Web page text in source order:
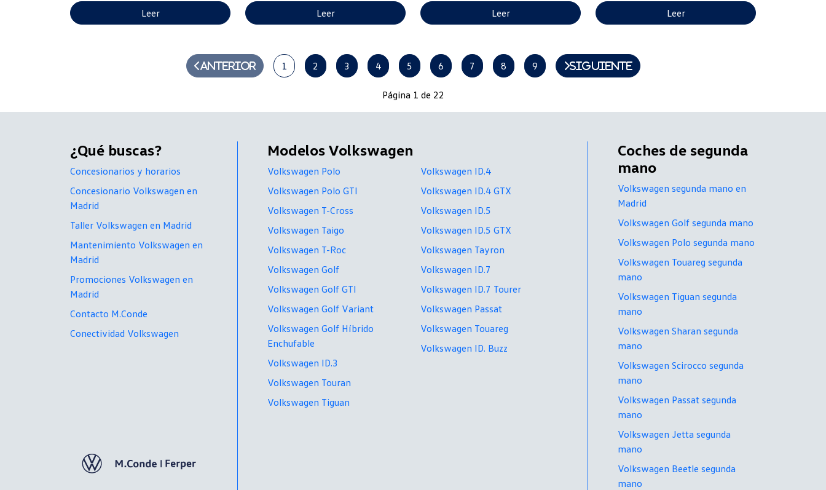
Leer Leer Leer Leer
Anterior 1 2 3 4 5 6 7 8 9 Siguiente
Página 1 de 22
¿Qué buscas?
Concesionarios y horarios
Concesionario Volkswagen en
Madrid
Taller Volkswagen en Madrid
Mantenimiento Volkswagen en
Madrid
Promociones Volkswagen en
Madrid
Contacto M.Conde
Conectividad Volkswagen
Modelos Volkswagen
Volkswagen Polo
Volkswagen Polo GTI
Volkswagen T-Cross
Volkswagen Taigo
Volkswagen T-Roc
Volkswagen Golf
Volkswagen Golf GTI
Volkswagen Golf Variant
Volkswagen Golf Híbrido
Enchufable
Volkswagen ID.3
Volkswagen Touran
Volkswagen Tiguan
Volkswagen ID.4
Volkswagen ID.4 GTX
Volkswagen ID.5
Volkswagen ID.5 GTX
Volkswagen Tayron
Volkswagen ID.7
Volkswagen ID.7 Tourer
Volkswagen Passat
Volkswagen Touareg
Volkswagen ID. Buzz
Coches de segunda
mano
Volkswagen segunda mano en
Madrid
Volkswagen Golf segunda mano
Volkswagen Polo segunda mano
Volkswagen Touareg segunda
mano
Volkswagen Tiguan segunda
mano
Volkswagen Sharan segunda
mano
Volkswagen Scirocco segunda
mano
Volkswagen Passat segunda
mano
Volkswagen Jetta segunda
mano
Volkswagen Beetle segunda
mano